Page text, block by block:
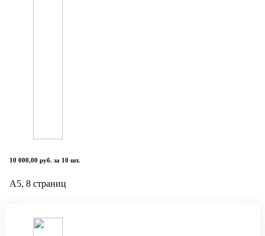
10 000,00 руб. за 10 шт.
А5, 8 страниц